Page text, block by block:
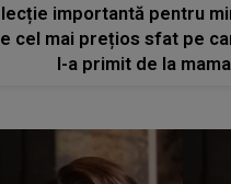
lecție importantă pentru
e cel mai prețios sfat pe
l-a primit de la